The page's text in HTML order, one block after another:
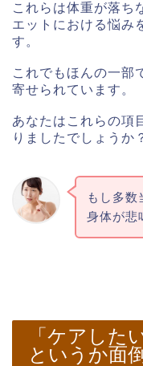
これらは体重が落ち
エットにおける悩み
す。
これでもほんの一部
寄せられています。
あなたはこれらの項
りましたでしょうか
もし多
身体が悲
「ケアした
というか面